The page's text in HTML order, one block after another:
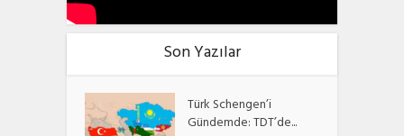
Son Yazılar
Türk Schengen’i
Gündemde: TDT’de...